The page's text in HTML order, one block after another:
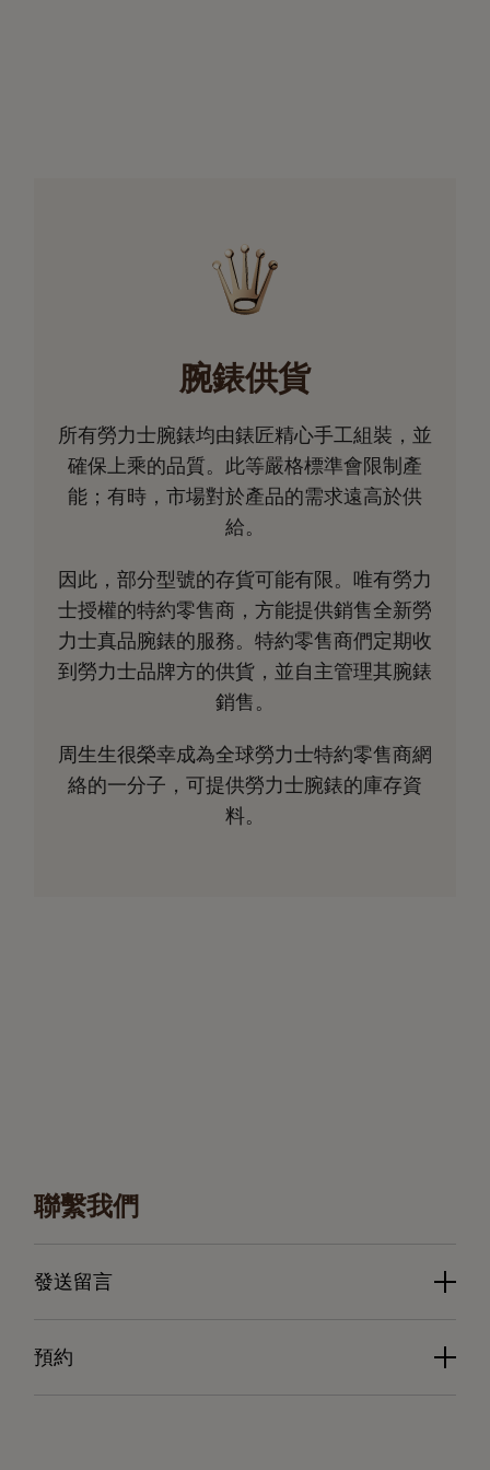
腕錶供貨
所有勞力士腕錶均由錶匠精心手工組裝，並
確保上乘的品質。此等嚴格標準會限制產
能；有時，市場對於產品的需求遠高於供
給。
因此，部分型號的存貨可能有限。唯有勞力
士授權的特約零售商，方能提供銷售全新勞
力士真品腕錶的服務。特約零售商們定期收
到勞力士品牌方的供貨，並自主管理其腕錶
銷售。
周生生很榮幸成為全球勞力士特約零售商網
絡的一分子，可提供勞力士腕錶的庫存資
料。
聯繫我們
發送留言
預約